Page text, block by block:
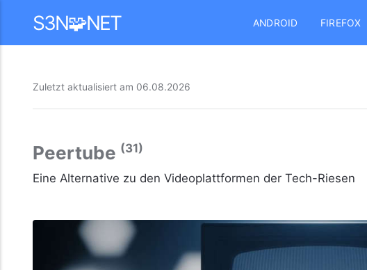
S3N🧩NET ANDROID FIREFOX
Zuletzt aktualisiert am 06.08.2026
Peertube (31)
Eine Alternative zu den Videoplattformen der Tech-Riesen